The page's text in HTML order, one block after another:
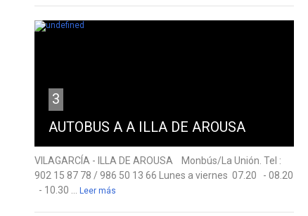
3
AUTOBUS A A ILLA DE AROUSA
VILAGARCÍA - ILLA DE AROUSA Monbús/La Unión. Tel :
902 15 87 78 / 986 50 13 66 Lunes a viernes 07.20 - 08.20
- 10.30 ...
Leer más